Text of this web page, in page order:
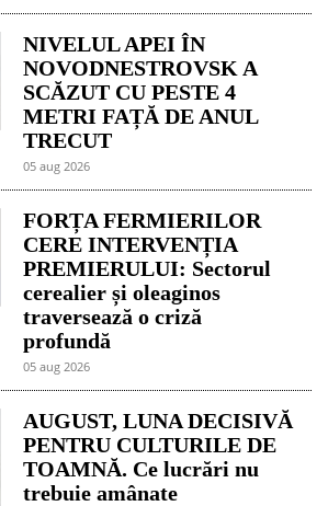
NIVELUL APEI ÎN
NOVODNESTROVSK A
SCĂZUT CU PESTE 4
METRI FAȚĂ DE ANUL
TRECUT
05 aug 2026
FORȚA FERMIERILOR
CERE INTERVENȚIA
PREMIERULUI: Sectorul
cerealier și oleaginos
traversează o criză
profundă
05 aug 2026
AUGUST, LUNA DECISIVĂ
PENTRU CULTURILE DE
TOAMNĂ. Ce lucrări nu
trebuie amânate